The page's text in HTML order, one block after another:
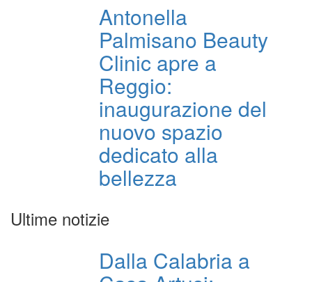
Antonella
Palmisano Beauty
Clinic apre a
Reggio:
inaugurazione del
nuovo spazio
dedicato alla
bellezza
Ultime notizie
Dalla Calabria a